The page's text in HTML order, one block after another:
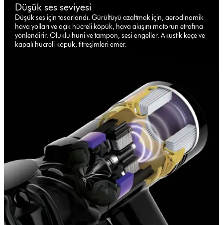
Düşük ses seviyesi
Düşük ses için tasarlandı. Gürültüyü azaltmak için, aerodinamik
hava yolları ve açık hücreli köpük, hava akışını motorun etrafına
yönlendirir. Oluklu huni ve tampon, sesi engeller. Akustik keçe ve
kapalı hücreli köpük, titreşimleri emer.